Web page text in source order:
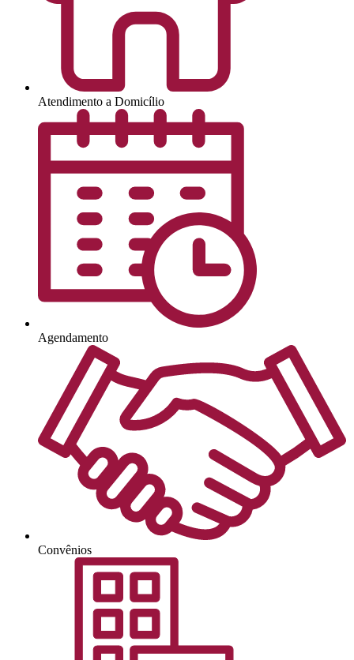
Atendimento a Domicílio
Agendamento
Convênios